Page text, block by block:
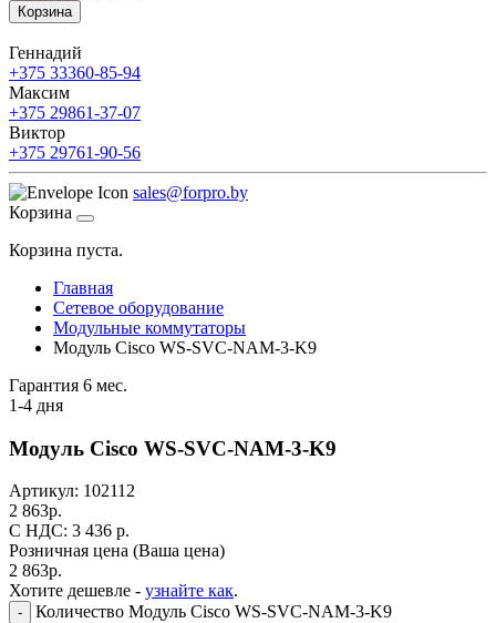
Корзина
Геннадий
+375 33360-85-94
Максим
+375 29861-37-07
Виктор
+375 29761-90-56
sales@forpro.by
Корзина
Корзина пуста.
Главная
Сетевое оборудование
Модульные коммутаторы
Модуль Cisco WS-SVC-NAM-3-K9
Гарантия 6 мес.
1-4 дня
Модуль Cisco WS-SVC-NAM-3-K9
Артикул: 102112
2 863р.
C НДС: 3 436 р.
Розничная цена (Ваша цена)
2 863р.
Хотите дешевле - узнайте как.
- Количество Модуль Cisco WS-SVC-NAM-3-K9